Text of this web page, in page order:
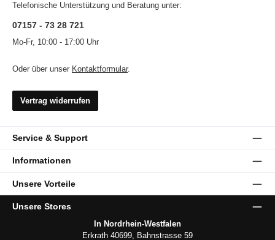
Telefonische Unterstützung und Beratung unter:
07157 - 73 28 721
Mo-Fr, 10:00 - 17:00 Uhr
Oder über unser Kontaktformular.
Vertrag widerrufen
Service & Support
Informationen
Unsere Vorteile
Unsere Stores
In Nordrhein-Westfalen
Erkrath 40699, Bahnstrasse 59